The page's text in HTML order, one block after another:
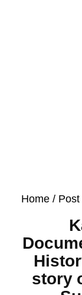
Home/ Post
story